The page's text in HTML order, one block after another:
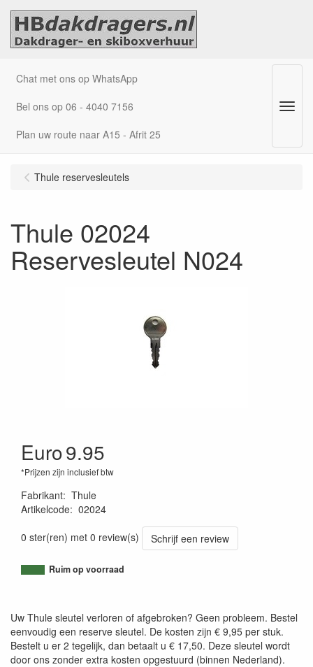
Chat met ons op WhatsApp
Bel ons op 06 - 4040 7156
Plan uw route naar A15 - Afrit 25
Menu
Thule reservesleutels
Thule 02024
Reservesleutel N024
Euro9.95
*Prijzen zijn inclusief btw
Fabrikant: Thule
Artikelcode: 02024
0 ster(ren) met 0 review(s)
Schrijf een review
Ruim op voorraad
Uw Thule sleutel verloren of afgebroken? Geen probleem. Bestel
eenvoudig een reserve sleutel. De kosten zijn € 9,95 per stuk.
Bestelt u er 2 tegelijk, dan betaalt u € 17,50. Deze sleutel wordt
door ons zonder extra kosten opgestuurd (binnen Nederland).